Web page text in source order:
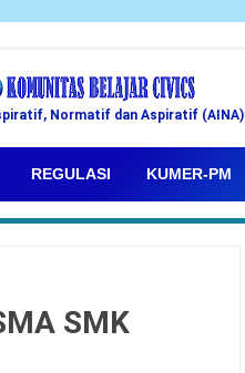
Normatif dan Aspiratif (AINA)
REGULASI KUMER-PM
SMK